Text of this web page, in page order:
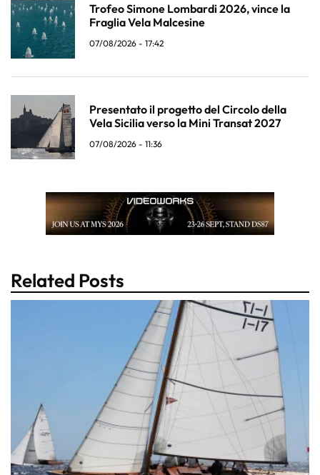
Trofeo Simone Lombardi 2026, vince la
Fraglia Vela Malcesine
07/08/2026 - 17:42
Presentato il progetto del Circolo della
Vela Sicilia verso la Mini Transat 2027
07/08/2026 - 11:36
Related Posts